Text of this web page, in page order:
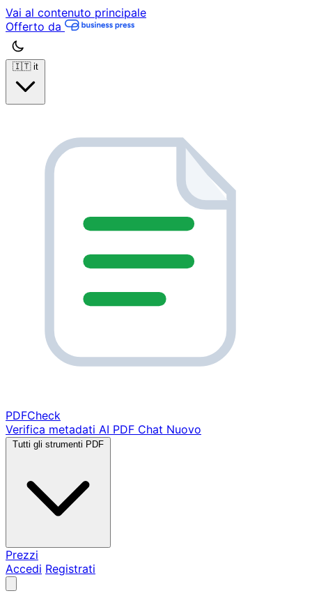
Vai al contenuto principale
Offerto da
🇮🇹 it
PDFCheck
Verifica metadati AI PDF Chat Nuovo
Tutti gli strumenti PDF
Prezzi
Accedi Registrati